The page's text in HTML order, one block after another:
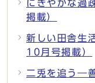
にぎやかな
掲載）
新しい田舎生
10月号掲載）
二兎を追う―